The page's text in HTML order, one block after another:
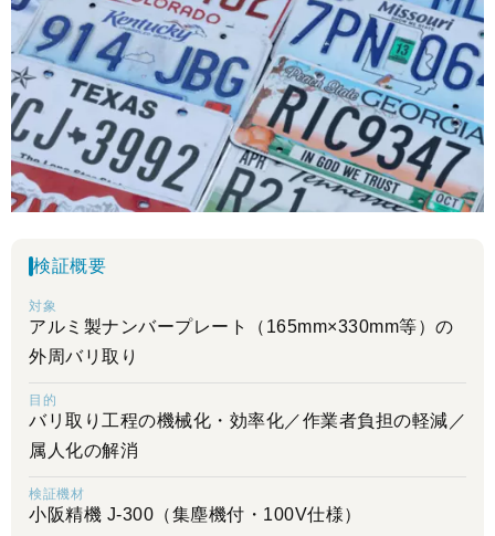
検証概要
対象
アルミ製ナンバープレート（165mm×330mm等）の
外周バリ取り
目的
バリ取り工程の機械化・効率化／作業者負担の軽減／
属人化の解消
検証機材
小阪精機 J-300（集塵機付・100V仕様）